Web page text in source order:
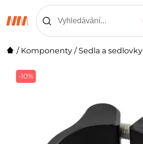
/ Komponenty / Sedla a sedlovky
-10%